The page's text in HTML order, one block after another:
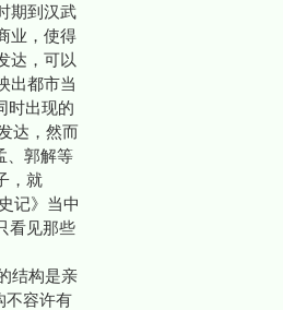
期到汉武
业，使得
达，可以
出都市当
时出现的
达，然而
、郭解等
，就
记》当中
看见那些
结构是亲
不容许有